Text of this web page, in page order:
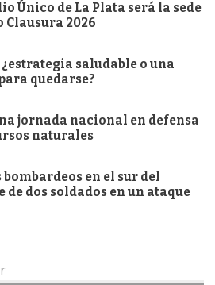
Único de La Plata será la sede
Clausura 2026
saludable o una
quedarse?
jornada nacional en defensa
naturales
en el sur del
dos soldados en un ataque